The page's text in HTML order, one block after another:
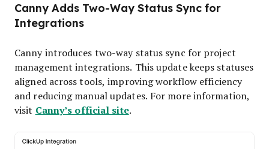
Canny Adds Two-Way Status Sync for
Integrations
Canny introduces two-way status sync for project
management integrations. This update keeps statuses
aligned across tools, improving workflow efficiency
and reducing manual updates. For more information,
visit Canny’s official site.